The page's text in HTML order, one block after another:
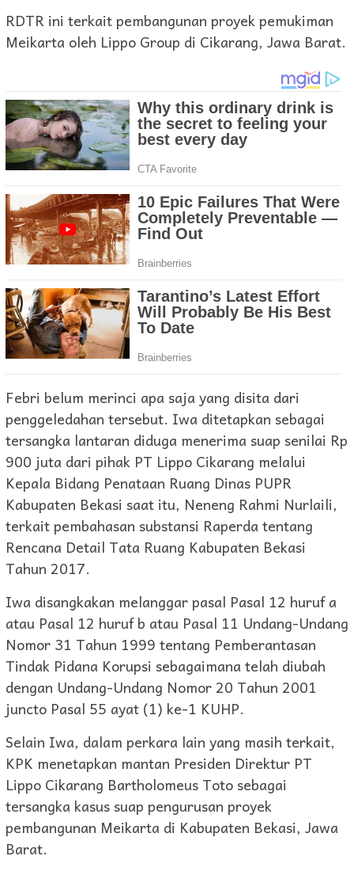
RDTR ini terkait pembangunan proyek pemukiman
Meikarta oleh Lippo Group di Cikarang, Jawa Barat.
Febri belum merinci apa saja yang disita dari
penggeledahan tersebut. Iwa ditetapkan sebagai
tersangka lantaran diduga menerima suap senilai Rp
900 juta dari pihak PT Lippo Cikarang melalui
Kepala Bidang Penataan Ruang Dinas PUPR
Kabupaten Bekasi saat itu, Neneng Rahmi Nurlaili,
terkait pembahasan substansi Raperda tentang
Rencana Detail Tata Ruang Kabupaten Bekasi
Tahun 2017.
Iwa disangkakan melanggar pasal Pasal 12 huruf a
atau Pasal 12 huruf b atau Pasal 11 Undang-Undang
Nomor 31 Tahun 1999 tentang Pemberantasan
Tindak Pidana Korupsi sebagaimana telah diubah
dengan Undang-Undang Nomor 20 Tahun 2001
juncto Pasal 55 ayat (1) ke-1 KUHP.
Selain Iwa, dalam perkara lain yang masih terkait,
KPK menetapkan mantan Presiden Direktur PT
Lippo Cikarang Bartholomeus Toto sebagai
tersangka kasus suap pengurusan proyek
pembangunan Meikarta di Kabupaten Bekasi, Jawa
Barat.